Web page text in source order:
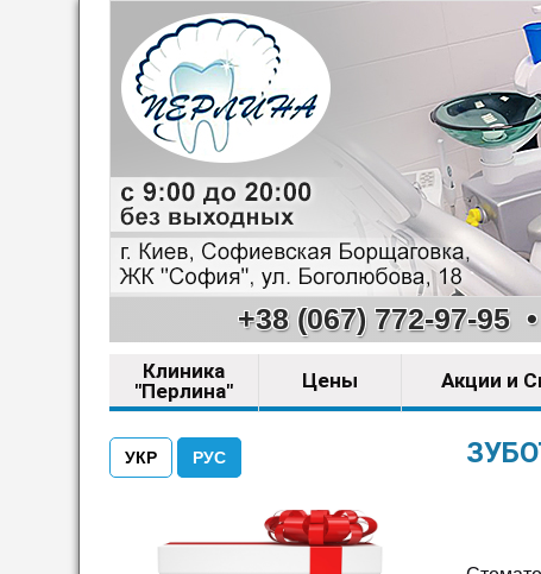
+38 (067) 772-97-95•
Клиника
"Перлина"
Цены Акции и
УКР РУС